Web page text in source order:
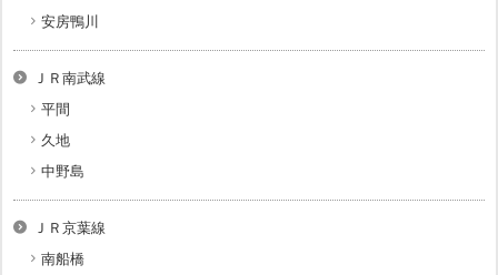
安房鴨川
ＪＲ南武線
平間
久地
中野島
ＪＲ京葉線
南船橋